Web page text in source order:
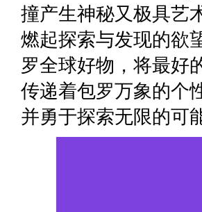
撞产生神秘又极具艺
燃起探索与发现的欲
罗全球好物，将最好
传递着包罗万象的个
并勇于探索无限的可